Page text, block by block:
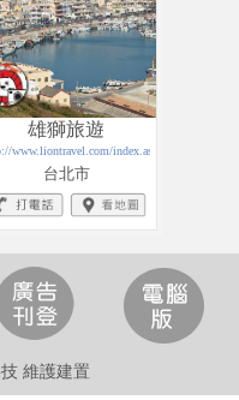
雄獅旅遊
www.liontravel.com/index.asp
台北市
維護建置